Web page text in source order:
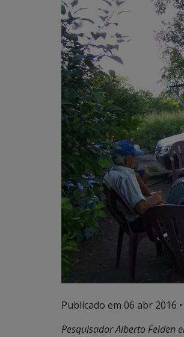
Publicado em 06 abr 2016
Pesquisador Alberto Feiden